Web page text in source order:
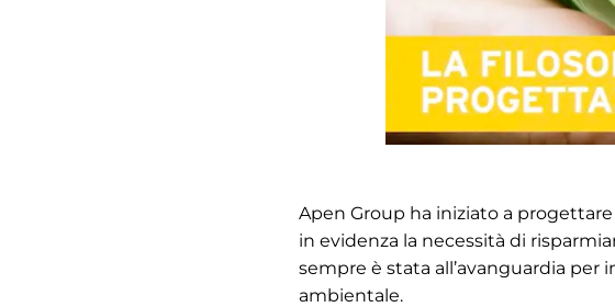
Apen Group ha iniziato a progettare
in evidenza la necessità di
sempre è stata all’avanguardia per
ambientale.